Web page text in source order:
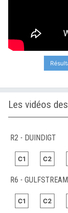
R2 - DUINDIGT
C1 C2
R6 -
C1 C2